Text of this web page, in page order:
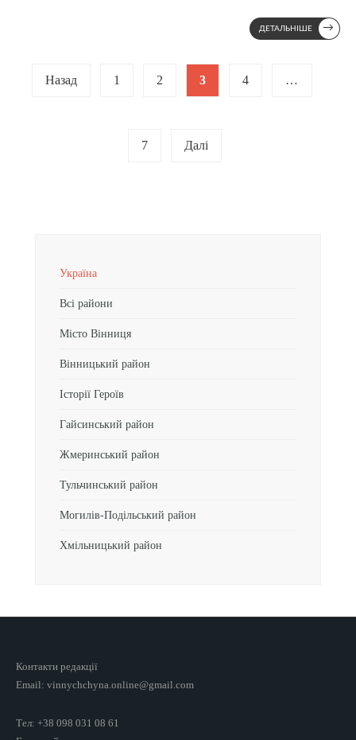
ДЕТАЛЬНІШЕ →
Posts
Назад 1 2 3 4 …
7 Далі
Україна
Всі райони
Місто Вінниця
Вінницький район
Історії Героїв
Гайсинський район
Жмеринський район
Тульчинський район
Могилів-Подільський район
Хмільницький район
Контакти редакції
Email: vinnychchyna.online@gmail.com
Тел: +38 098 031 08 61